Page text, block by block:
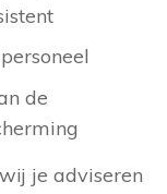
de
je adviseren